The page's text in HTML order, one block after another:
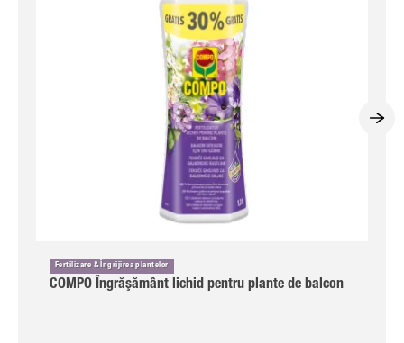
Fertilizare & Îngrijirea plantelor
COMPO Îngrăşământ lichid pentru plante de balcon